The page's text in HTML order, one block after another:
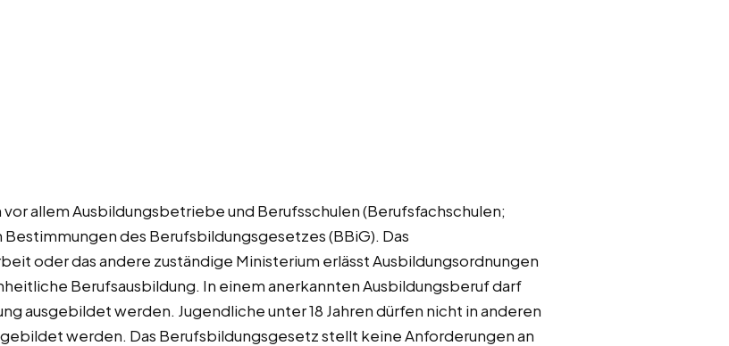
allem Ausbildungsbetriebe und Berufsschulen (Berufsfachschulen;
des Berufsbildungsgesetzes (BBiG). Das
oder das andere zuständige Ministerium erlässt Ausbildungsordnungen
Berufsausbildung. In einem anerkannten Ausbildungsberuf darf
ausgebildet werden. Jugendliche unter 18 Jahren dürfen nicht in anderen
werden. Das Berufsbildungsgesetz stellt keine Anforderungen an